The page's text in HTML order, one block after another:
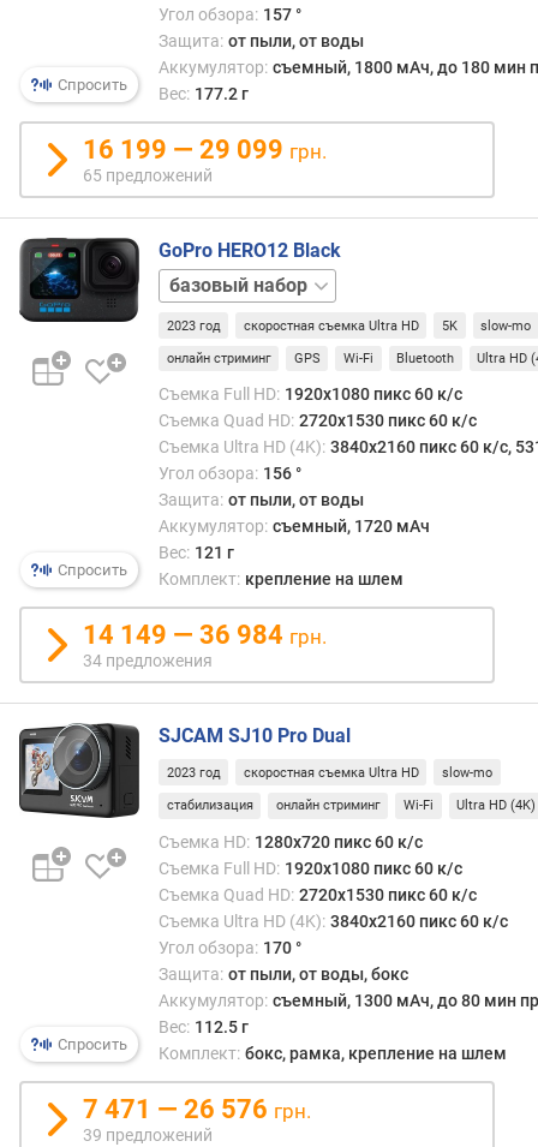
о
н
о
в
к
о
л
-
в
о
м
е
л
е
й
с
в
е
т
о
и
л
о
н
а
л
Спросить
Угол обзора: 157 °
Защита: от пыли, от воды
Аккумулятор: съемный, 1800 мАч, до 180 мин
Вес: 177.2 г
16 199 — 29 099 грн.
65 предложений
Спросить
GoPro HERO12 Black
Creator
KitSports
KitTravel
Kit
2023 год скоростная съемка Ultra HD 5K slow-mo
онлайн стриминг GPS Wi-Fi Bluetooth Ultra HD
Съемка Full HD: 1920x1080 пикс 60 к/с
Съемка Quad HD: 2720x1530 пикс 60 к/с
Съемка Ultra HD (4K): 3840x2160 пикс 60 к/с,
Угол обзора: 156 °
Защита: от пыли, от воды
Аккумулятор: съемный, 1720 мАч
Вес: 121 г
Комплект: крепление на шлем
14 149 — 36 984 грн.
34 предложения
Спросить
SJCAM SJ10 Pro Dual
2023 год скоростная съемка Ultra HD slow-mo
стабилизация онлайн стриминг Wi-Fi Ultra HD (4K)
Съемка HD: 1280x720 пикс 60 к/с
Съемка Full HD: 1920x1080 пикс 60 к/с
Съемка Quad HD: 2720x1530 пикс 60 к/с
Съемка Ultra HD (4K): 3840x2160 пикс 60 к/с
Угол обзора: 170 °
Защита: от пыли, от воды, бокс
Аккумулятор: съемный, 1300 мАч, до 80 мин
Вес: 112.5 г
Комплект: бокс, рамка, крепление на шлем
7 471 — 26 576 грн.
39 предложений